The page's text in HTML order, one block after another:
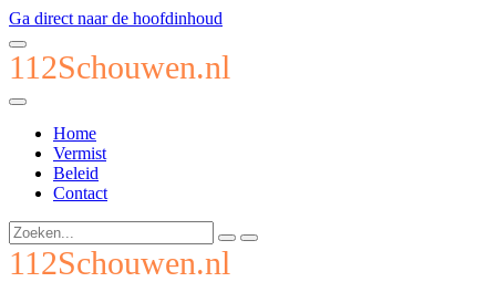
Ga direct naar de hoofdinhoud
112Schouwen.nl
Home
Vermist
Beleid
Contact
112Schouwen.nl